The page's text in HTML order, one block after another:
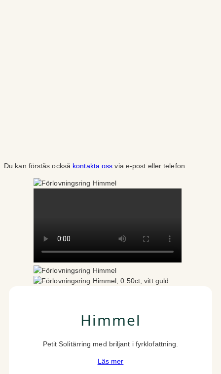
Du kan förstås också kontakta oss via e-post eller telefon.
Himmel
Petit Solitärring med briljant i fyrklofattning.
Läs mer